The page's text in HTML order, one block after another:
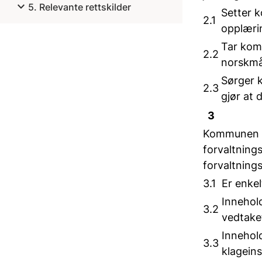
expand_more 5. Relevante rettskilder
2.1
Setter
2.2
Tar
2.3
Sørger
gjør at
3
3.1
Er
3.2
3.3